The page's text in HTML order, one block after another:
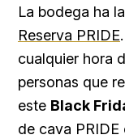
La bodega ha
Reserva PRIDE
cualquier hora
personas que
este Black
de cava PRIDE